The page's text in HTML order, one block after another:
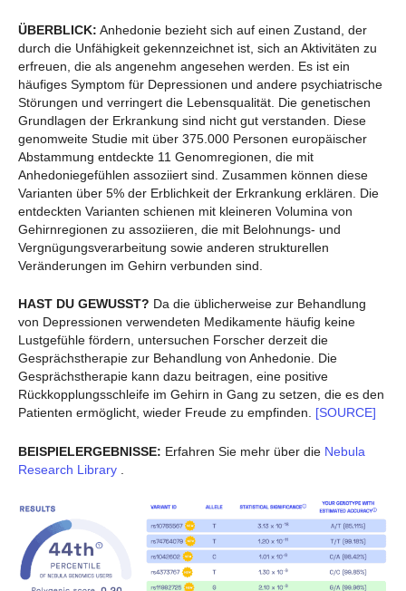
ÜBERBLICK: Anhedonie bezieht sich auf einen Zustand, der
durch die Unfähigkeit gekennzeichnet ist, sich an Aktivitäten zu
erfreuen, die als angenehm angesehen werden. Es ist ein
häufiges Symptom für Depressionen und andere psychiatrische
Störungen und verringert die Lebensqualität. Die genetischen
Grundlagen der Erkrankung sind nicht gut verstanden. Diese
genomweite Studie mit über 375.000 Personen europäischer
Abstammung entdeckte 11 Genomregionen, die mit
Anhedoniegefühlen assoziiert sind. Zusammen können diese
Varianten über 5% der Erblichkeit der Erkrankung erklären. Die
entdeckten Varianten schienen mit kleineren Volumina von
Gehirnregionen zu assoziieren, die mit Belohnungs- und
Vergnügungsverarbeitung sowie anderen strukturellen
Veränderungen im Gehirn verbunden sind.
HAST DU GEWUSST? Da die üblicherweise zur Behandlung
von Depressionen verwendeten Medikamente häufig keine
Lustgefühle fördern, untersuchen Forscher derzeit die
Gesprächstherapie zur Behandlung von Anhedonie. Die
Gesprächstherapie kann dazu beitragen, eine positive
Rückkopplungsschleife im Gehirn in Gang zu setzen, die es den
Patienten ermöglicht, wieder Freude zu empfinden. [SOURCE]
BEISPIELERGEBNISSE: Erfahren Sie mehr über die Nebula
Research Library